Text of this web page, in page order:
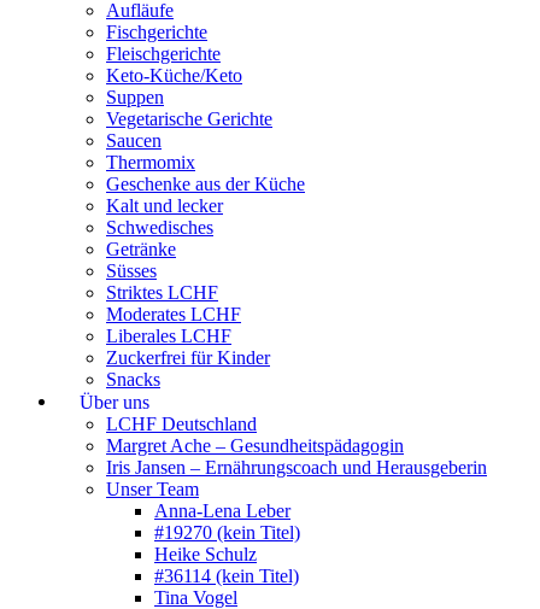
Aufläufe
Fischgerichte
Fleischgerichte
Keto-Küche/Keto
Suppen
Vegetarische Gerichte
Saucen
Thermomix
Geschenke aus der Küche
Kalt und lecker
Schwedisches
Getränke
Süsses
Striktes LCHF
Moderates LCHF
Liberales LCHF
Zuckerfrei für Kinder
Snacks
Über uns
LCHF Deutschland
Margret Ache – Gesundheitspädagogin
Iris Jansen – Ernährungscoach und Herausgeberin
Unser Team
Anna-Lena Leber
#19270 (kein Titel)
Heike Schulz
#36114 (kein Titel)
Tina Vogel